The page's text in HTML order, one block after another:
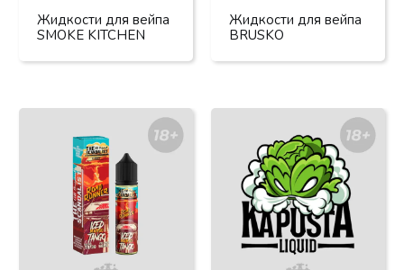
Жидкости для вейпа
SMOKE KITCHEN
Жидкости для вейпа
BRUSKO